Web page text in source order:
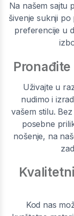
Na našem sajtu
šivenje suknji
preferencije u
Uživajte u
nudimo i
vašem stilu.
posebne
nošenje, na
Kod nas